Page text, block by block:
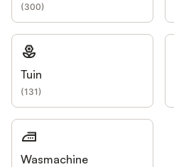
(300)
Tuin
(131)
Wasmachine